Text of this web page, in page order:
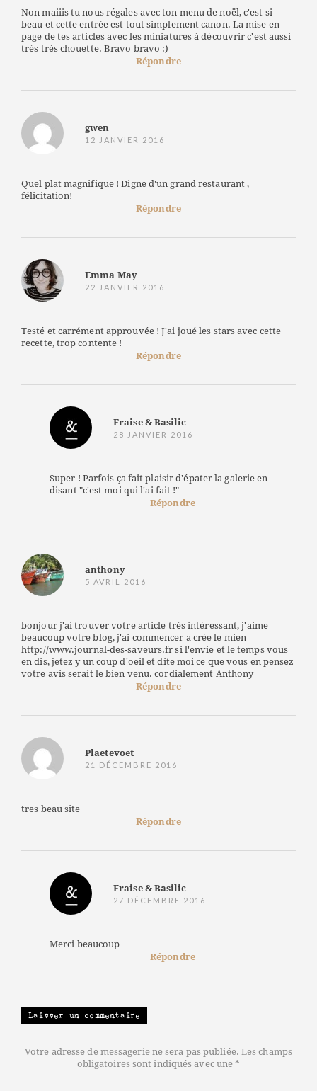
Non maiiis tu nous régales avec ton menu de noël, c'est si
beau et cette entrée est tout simplement canon. La mise en
page de tes articles avec les miniatures à découvrir c'est aussi
très très chouette. Bravo bravo :)
Répondre
gwen
12 JANVIER 2016
Quel plat magnifique ! Digne d'un grand restaurant ,
félicitation!
Répondre
Emma May
22 JANVIER 2016
Testé et carrément approuvée ! J'ai joué les stars avec cette
recette, trop contente !
Répondre
Fraise & Basilic
28 JANVIER 2016
Super ! Parfois ça fait plaisir d'épater la galerie en
disant "c'est moi qui l'ai fait !"
Répondre
anthony
5 AVRIL 2016
bonjour j'ai trouver votre article très intéressant, j'aime
beaucoup votre blog, j'ai commencer a crée le mien
http://www.journal-des-saveurs.fr si l'envie et le temps vous
en dis, jetez y un coup d'oeil et dite moi ce que vous en pensez
votre avis serait le bien venu. cordialement Anthony
Répondre
Plaetevoet
21 DÉCEMBRE 2016
tres beau site
Répondre
Fraise & Basilic
27 DÉCEMBRE 2016
Merci beaucoup
Répondre
Laisser un commentaire
Votre adresse de messagerie ne sera pas publiée. Les champs
obligatoires sont indiqués avec une *